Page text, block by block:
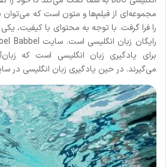
مجموعه‌ای از فیلم‌ها و متون است که می‌‌توان
را فرا گرفت. با توجه به محتوای با کیفیت،
برای یادگیری زبان انگلیسی است که
می‌گیرند. در حین یادگیری زبان انگلیسی در